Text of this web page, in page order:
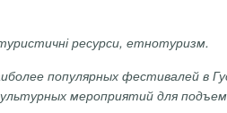
ресурси, етнотуризм.
популярных фестивалей в
мероприятий для